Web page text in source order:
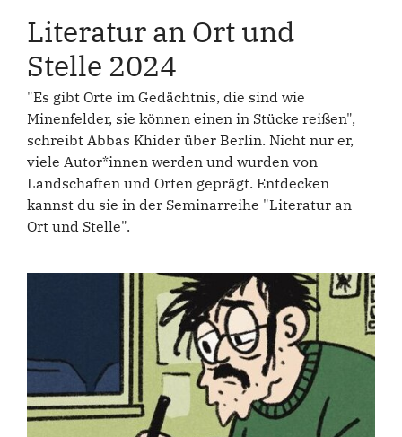
Literatur an Ort und
Stelle 2024
"Es gibt Orte im Gedächtnis, die sind wie
Minenfelder, sie können einen in Stücke reißen",
schreibt Abbas Khider über Berlin. Nicht nur er,
viele Autor*innen werden und wurden von
Landschaften und Orten geprägt. Entdecken
kannst du sie in der Seminarreihe "Literatur an
Ort und Stelle".